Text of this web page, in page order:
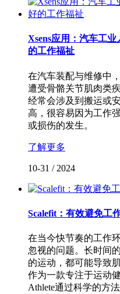
Xsens应用：汽车工
的工作福祉
在汽车装配与维修中
遭受骨骼关节肌肉类
经常会涉及到搬运或
高，很容易因为工作
或损伤的发生。
了解更多
10-31 / 2024
Scalefit：有效避免工
在当今快节奏的工作
忽视的问题。长时间
的运动，都可能导致
作为一款专注于运动
Athlete通过科学的方